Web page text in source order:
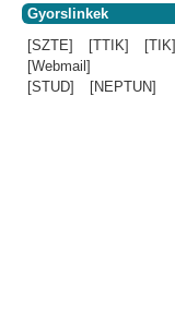
Gyorslinkek
[SZTE]
[TTIK]
[TIK]
[Webmail]
[STUD]
[NEPTUN]